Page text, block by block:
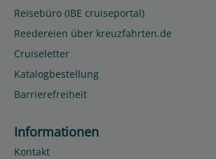
Reisebüro (IBE cruiseportal)
Reedereien über kreuzfahrten.de
Cruiseletter
Katalogbestellung
Barrierefreiheit
Informationen
Kontakt